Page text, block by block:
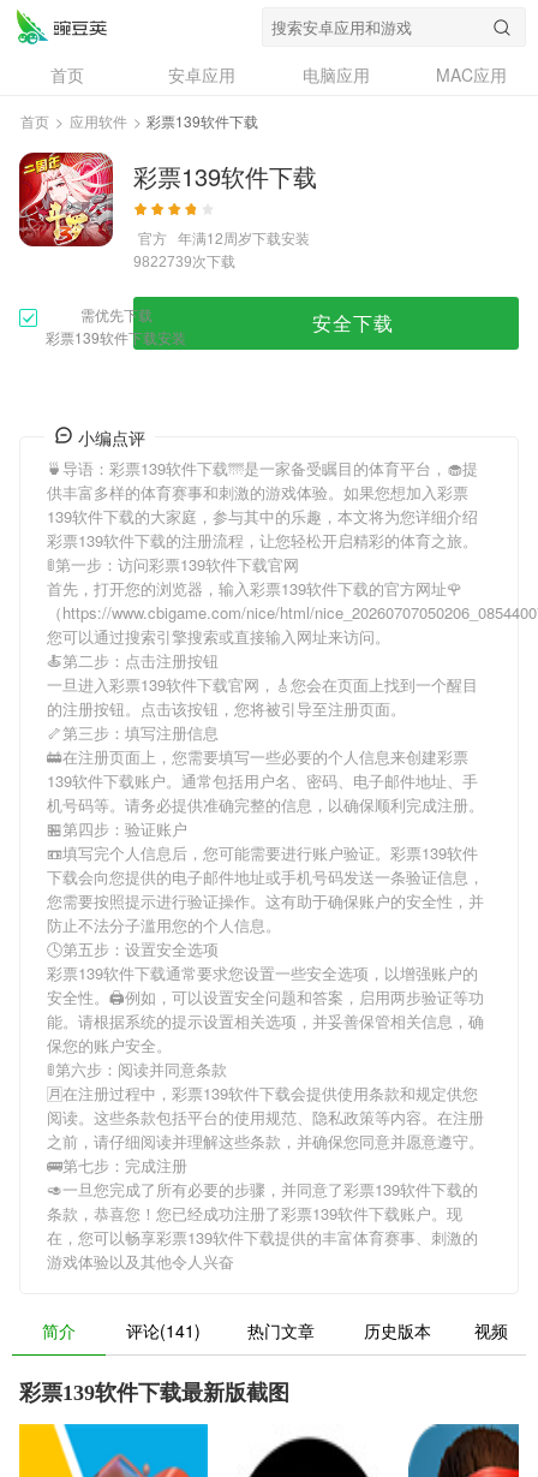
首页 安卓应用 电脑应用
MAC应用
资讯
专题
问答
首页 > 应用软件 > 彩票139软件下载
彩票139软件下载
官方 年满12周岁下载安装
9822739次下载
需优先下载
彩票139软件下载安装
安全下载
小编点评
🍵导语： 彩票139软件下载🌁是一家备受瞩目的体育平台，🧁提
供丰富多样的体育赛事和刺激的游戏体验。如果您想加入彩票
139软件下载的大家庭，参与其中的乐趣，本文将为您详细介绍
彩票139软件下载的注册流程，让您轻松开启精彩的体育之旅。
🚦第一步：访问彩票139软件下载官网
首先，打开您的浏览器，输入彩票139软件下载的官方网址🌹
（https://www.cbigame.com/nice/html/
您可以通过搜索引擎搜索或直接输入网址来访问。
🍝第二步：点击注册按钮
一旦进入彩票139软件下载官网，🎸您会在页面上找到一个醒目
的注册按钮。点击该按钮，您将被引导至注册页面。
🦴第三步：填写注册信息
🚋在注册页面上，您需要填写一些必要的个人信息来创建彩票
139软件下载账户。通常包括用户名、密码、电子邮件地址、手
机号码等。请务必提供准确完整的信息，以确保顺利完成注册。
🏪第四步：验证账户
📼填写完个人信息后，您可能需要进行账户验证。 彩票139软件
下载会向您提供的电子邮件地址或手机号码发送一条验证信息，
您需要按照提示进行验证操作。这有助于确保账户的安全性，并
防止不法分子滥用您的个人信息。
🕓第五步：设置安全选项
彩票139软件下载通常要求您设置一些安全选项，以增强账户的
安全性。🖨例如，可以设置安全问题和答案，启用两步验证等功
能。请根据系统的提示设置相关选项，并妥善保管相关信息，确
保您的账户安全。
🚦第六步：阅读并同意条款
🈷在注册过程中， 彩票139软件下载会提供使用条款和规定供您
阅读。这些条款包括平台的使用规范、隐私政策等内容。在注册
之前，请仔细阅读并理解这些条款，并确保您同意并愿意遵守。
🚌第七步：完成注册
🥑一旦您完成了所有必要的步骤，并同意了彩票139软件下载的
条款，恭喜您！您已经成功注册了彩票139软件下载账户。现
在，您可以畅享彩票139软件下载提供的丰富体育赛事、刺激的
游戏体验以及其他令人兴奋
简介 评论(141) 热门文章 历史版本 视频
彩票139软件下载最新版截图